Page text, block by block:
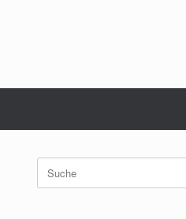
Suche
nach: